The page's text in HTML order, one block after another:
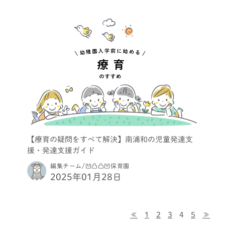
【療育の疑問をすべて解決】南浦和の児童発達支
援・発達支援ガイド
編集チーム/凹凸凸凹保育園
2025年01月28日
≪ 1 2 3 4 5 ≫